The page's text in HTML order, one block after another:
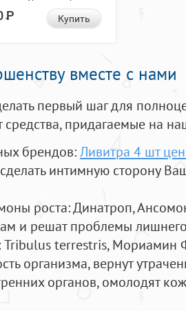
Р Купить
вместе с нами
первый шаг для
придагаемые на
брендов:Ливитра 4 шт
интимную сторону
роста: Динатроп,
и решат проблемы
Tribulus terrestris, Мориамин
организма, вернут
органов, омолодят